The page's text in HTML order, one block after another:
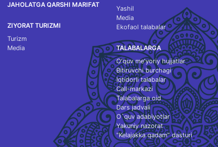
JAHOLATGA QARSHI MARIFAT
ZIYORAT TURIZMI
Turizm
Media
Yashil
Media
Ekofaol talabalar
TALABALARGA
O‘quv me'yoriy hujjatlar
Bitiruvchi burchagi
Iqtidorli talabalar
Call-markazi
Talabalarga oid
Dars jadvali
O`quv adabiyotlar
Yakuniy nazorat
“Kelajakka qadam” dasturi